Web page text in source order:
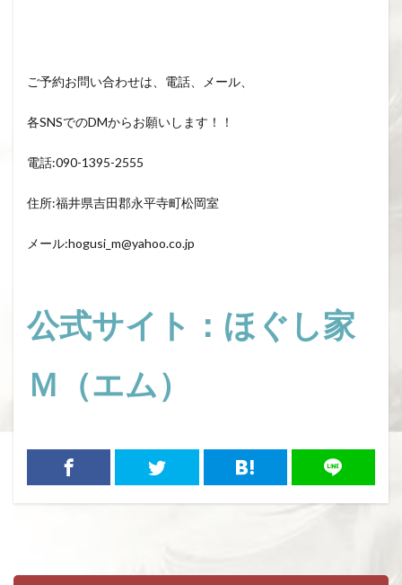
ご予約お問い合わせは、電話、メール、
各SNSでのDMからお願いします！！
電話:090-1395-2555
住所:福井県吉田郡永平寺町松岡室
メール:hogusi_m@yahoo.co.jp
公式サイト：ほぐし家
Ｍ（エム）